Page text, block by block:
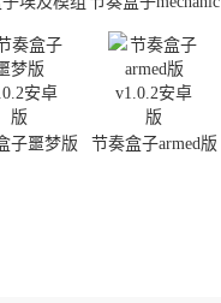
子噩梦版 节奏盒子armed版